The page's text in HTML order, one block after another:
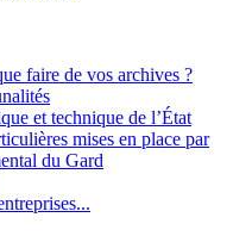
faire de vos archives ?
et technique de l’État
mises en place par
du Gard